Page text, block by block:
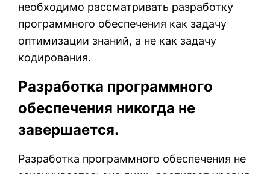
необходимо рассматривать разработку
программного обеспечения как задачу
оптимизации знаний, а не как задачу
кодирования.
Разработка программного
обеспечения никогда не
завершается.
Разработка программного обеспечения не